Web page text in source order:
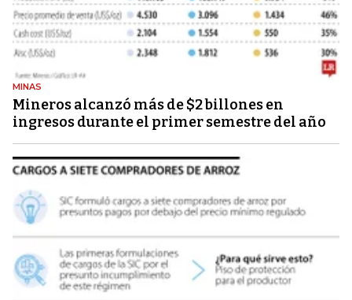
MINAS
Mineros alcanzó más de $2 billones en
ingresos durante el primer semestre del año